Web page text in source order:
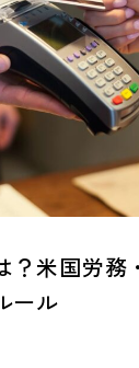
？米国労務
ール